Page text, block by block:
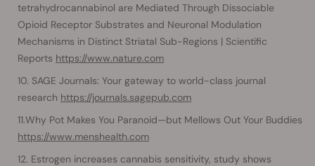
tetrahydrocannabinol are Mediated Through Dissociable
Opioid Receptor Substrates and Neuronal Modulation
Mechanisms in Distinct Striatal Sub-Regions | Scientific
Reports https://www.nature.com
SAGE Journals: Your gateway to world-class journal
research https://journals.sagepub.com
​Why Pot Makes You Paranoid—but Mellows Out Your Buddies
https://www.menshealth.com
Estrogen increases cannabis sensitivity, study shows